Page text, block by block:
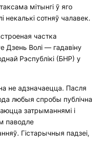
мітынгі ў яго
некалькі сотняў чалавек.
частка
Дзень Волі — гадавіну
Рэспублікі (БНР) у
не адзначаецца. Пасля
любыя спробы публічна
затрыманнямі і
паводле
Гістарычныя падзеі,